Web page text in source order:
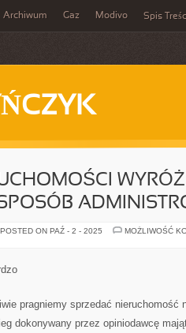
Archiwum Gaz Modivo Spis
POSTED ON PAŹ - 2 - 2025
MOŻLIWOŚĆ
pragniemy sprzedać nieruchomość
dokonywany przez opiniodawcę